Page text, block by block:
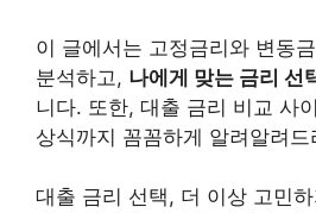
이 글에서는 고정금리와 변동
분석하고, 나에게 맞는 금리 선
니다. 또한, 대출 금리 비교 사
상식까지 꼼꼼하게 알려알려드
대출 금리 선택, 더 이상 고민